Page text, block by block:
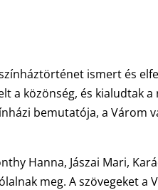
ismert és
a közönség, és kialudtak a
bemutatója, a Várom
Hanna, Jászai Mari,
meg. A szövegeket a